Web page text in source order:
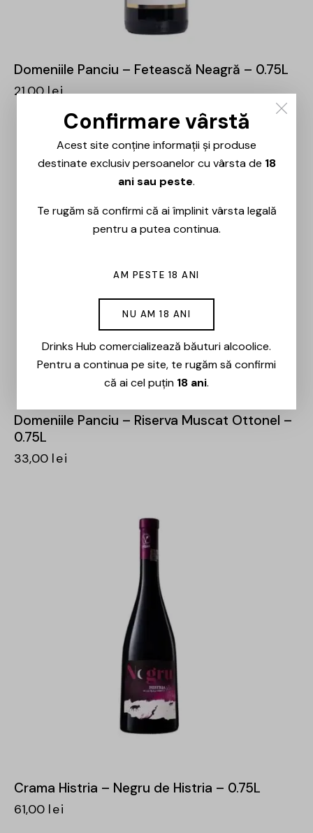
Domeniile Panciu – Fetească Neagră – 0.75L
21,00lei
Domeniile Panciu – Riserva Muscat Ottonel –
0.75L
33,00 lei
Crama Histria – Negru de Histria – 0.75L
61,00 lei
Confirmare vârstă
Acest site conține informații și produse
destinate exclusiv persoanelor cu vârsta de 18
ani sau peste.
Te rugăm să confirmi că ai împlinit vârsta legală
pentru a putea continua.
AM PESTE 18 ANI
NU AM 18 ANI
Drinks Hub comercializează băuturi alcoolice.
Pentru a continua pe site, te rugăm să confirmi
că ai cel puțin 18 ani.